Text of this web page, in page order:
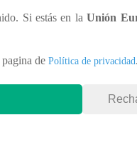
Si estás en laUnión
de Política de privacidad.